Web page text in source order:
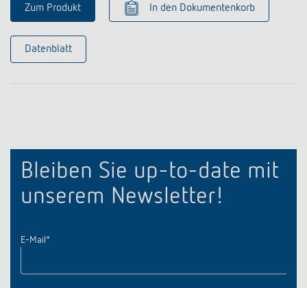
Zum Produkt In den Dokumentenkorb
Datenblatt
Bleiben Sie up-to-date mit
unserem Newsletter!
E-Mail *